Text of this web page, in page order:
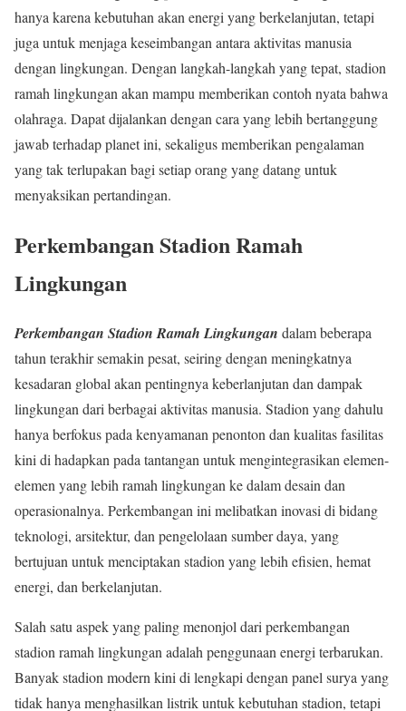
hanya karena kebutuhan akan energi yang berkelanjutan, tetapi
juga untuk menjaga keseimbangan antara aktivitas manusia
dengan lingkungan. Dengan langkah-langkah yang tepat, stadion
ramah lingkungan akan mampu memberikan contoh nyata bahwa
olahraga. Dapat dijalankan dengan cara yang lebih bertanggung
jawab terhadap planet ini, sekaligus memberikan pengalaman
yang tak terlupakan bagi setiap orang yang datang untuk
menyaksikan pertandingan.
Perkembangan Stadion Ramah
Lingkungan
Perkembangan Stadion Ramah Lingkungan dalam beberapa
tahun terakhir semakin pesat, seiring dengan meningkatnya
kesadaran global akan pentingnya keberlanjutan dan dampak
lingkungan dari berbagai aktivitas manusia. Stadion yang dahulu
hanya berfokus pada kenyamanan penonton dan kualitas fasilitas
kini di hadapkan pada tantangan untuk mengintegrasikan elemen-
elemen yang lebih ramah lingkungan ke dalam desain dan
operasionalnya. Perkembangan ini melibatkan inovasi di bidang
teknologi, arsitektur, dan pengelolaan sumber daya, yang
bertujuan untuk menciptakan stadion yang lebih efisien, hemat
energi, dan berkelanjutan.
Salah satu aspek yang paling menonjol dari perkembangan
stadion ramah lingkungan adalah penggunaan energi terbarukan.
Banyak stadion modern kini di lengkapi dengan panel surya yang
tidak hanya menghasilkan listrik untuk kebutuhan stadion, tetapi